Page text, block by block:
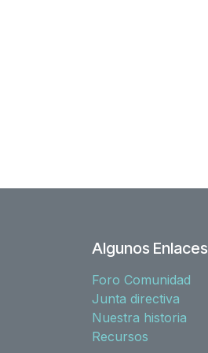
Algunos Enlaces
Foro Comunidad
Junta directiva
Nuestra historia
Recursos